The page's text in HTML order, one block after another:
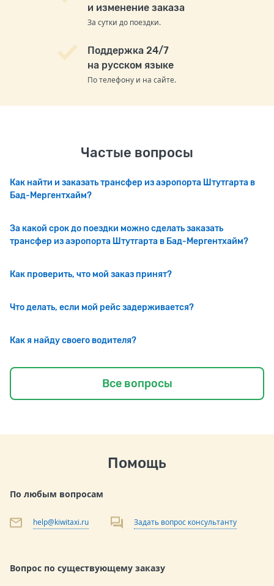
и изменение заказа
За сутки до поездки.
Поддержка 24/7
на русском языке
По телефону и на сайте.
Частые вопросы
Как найти и заказать трансфер из аэропорта Штутгарта в
Бад-Мергентхайм?
За какой срок до поездки можно сделать заказать
трансфер из аэропорта Штутгарта в Бад-Мергентхайм?
Как проверить, что мой заказ принят?
Что делать, если мой рейс задерживается?
Как я найду своего водителя?
Все вопросы
Помощь
По любым вопросам
help@kiwitaxi.ru Задать вопрос консультанту
Вопрос по существующему заказу